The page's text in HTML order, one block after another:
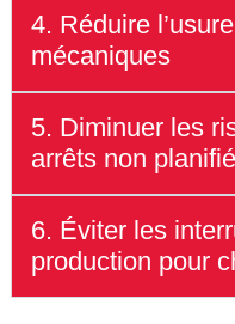
4. Réduire
mécaniques
5. Diminuer les
arrêts non
6. Éviter les
production pour